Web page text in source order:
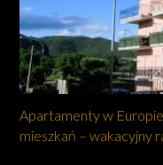
Apartamenty w
mieszkań – wakacyjny